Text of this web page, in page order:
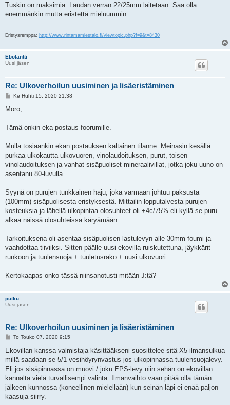
e
t
Tuskin on maksimia. Laudan verran 22/25mm laitetaan. Saa olla
enemmänkin mutta eristettä mieluummin .....
Eristysremppa: http://www.rintamamiestalo.fi/viewtopic.php?f=9&t=8430
Ebolantti
Uusi jäsen
Re: Ulkoverhoilun uusiminen ja lisäeristäminen
V
e
i
Ke Huhti 15, 2020 21:38
Moro,
Tämä onkin eka postaus foorumille.
Mulla tosiaankin ekan postauksen kaltainen tilanne. Meinasin kesällä
purkaa ulkokautta ulkovuoren, vinolaudoituksen, purut, toisen
vinolaudoituksen ja vanhat sisäpuoliset mineraalivillat, jotka joku uuno on
asentanu 80-luvulla.
Syynä on purujen tunkkainen haju, joka varmaan johtuu paksusta
(100mm) sisäpuolisesta eristyksestä. Mittailin lopputalvesta purujen
kosteuksia ja lähellä ulkopintaa olosuhteet oli +4c/75% eli kyllä se puru
alkaa näissä olosuhteissa käryämään..
Tarkoituksena oli asentaa sisäpuolisen lastulevyn alle 30mm foumi ja
vaahdottaa tiiviiksi. Sitten päälle uusi ekovilla ruiskutettuna, jäykkärit
runkoon ja tuulensuoja + tuuletusrako + uusi ulkovuori.
Kertokaapas onko tässä niinsanotusti mitään J:tä?
putku
Uusi jäsen
Re: Ulkoverhoilun uusiminen ja lisäeristäminen
V
e
t
i
To Touko 07, 2020 9:15
Ekovillan kanssa valmistaja käsittääkseni suosittelee sitä X5-ilmansulkua
millä saadaan se 5/1 vesihöyrynvastus jos ulkopinnassa tuulensuojalevy.
Eli jos sisäpinnassa on muovi / joku EPS-levy niin sehän on ekovillan
kannalta vielä turvallisempi valinta. Ilmanvaihto vaan pitää olla tämän
jälkeen kunnossa (koneellinen mielellään) kun seinän läpi ei enää paljon
kaasuja siirry.